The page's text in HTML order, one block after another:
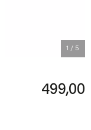
1 / 5
499,00